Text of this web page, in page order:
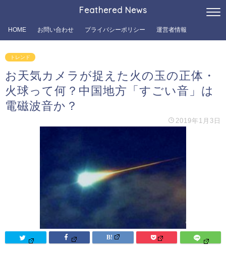
Feathered News
HOME お問い合わせ プライバシーポリシー 運営者情報
トレンド
お天気カメラが捉えた火の玉の正体・
火球って何？中国地方「すごい音」は
電磁波音か？
2019年1月3日